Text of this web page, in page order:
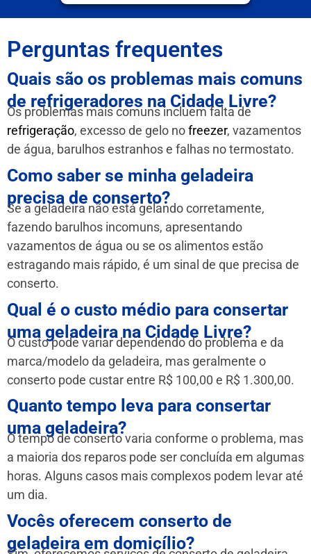
Perguntas frequentes
Quais são os problemas mais comuns
de refrigeradores na Cidade Livre?
Os problemas mais comuns incluem falta de
refrigeração, excesso de gelo nofreezer, vazamentos
de água, barulhos estranhos e falhas no termostato.
Como saber se minha geladeira
precisa de conserto?
Se a geladeira não está gelando corretamente,
fazendo barulhos incomuns, apresentando
vazamentos de água ou se os alimentos estão
estragando mais rápido, é um sinal de que precisa de
conserto.
Qual é o custo médio para consertar
uma geladeira na Cidade Livre?
O custo pode variar dependendo do problema e da
marca/modelo da geladeira, mas geralmente o
conserto pode custar entre R$ 100,00 e R$ 1.300,00.
Quanto tempo leva para consertar
uma geladeira?
O tempo de conserto varia conforme o problema, mas
a maioria dos reparos pode ser concluída em algumas
horas. Alguns casos mais complexos podem levar até
um dia.
Vocês oferecem conserto de
geladeira em domicílio?